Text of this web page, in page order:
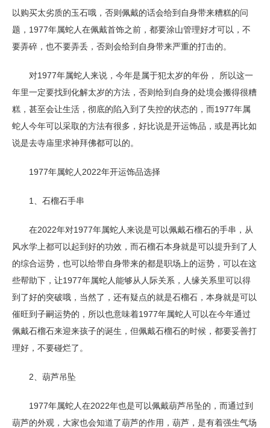
以购买太劣质的玉石哦，否则佩戴的话会给到自身带来糟糕的问
题，1977年属蛇人在佩戴首饰之前，都要涂山管理好才可以，不
要弄碎，也不要弄丢，否则会给到自身带来严重的打击的。
对1977年属蛇人来说，今年是属于犯太岁的年份， 所以这一
年里一定要找到化解太岁的方法，否则给到自身的处境会搬得很糟
糕，甚至会让生活，彻底的陷入到了失控的状态的，而1977年属
蛇人今年可以采取的方法有很多，好比说是开运饰品，或是再比如
说是去寺庙里求神拜佛都可以的。
1977年属蛇人2022年开运饰品选择
1、石榴石手串
在2022年对1977年属蛇人来说是可以佩戴石榴石的手串，从
风水学上都可以起到好的功效，而石榴石本身就是可以提升到了人
的综合运势，也可以给带自身带来的都是职场上的运势，可以在这
些帮助下，让1977年属蛇人能够从人际关系，人缘关系里可以得
到了好的突破哦，当然了，还有疑点的就是石榴石，本身就是可以
催旺到子嗣运势的，所以也意味着1977年属蛇人可以在今年通过
佩戴石榴石来迎来孩子的诞生，但佩戴石榴石的时候，都要妥善打
理好，不要碰烂了。
2、葫芦吊坠
1977年属蛇人在2022年也是可以佩戴葫芦吊坠的，而通过到
葫芦的外观，大家也会知道了葫芦的作用，葫芦，是有着强生气场